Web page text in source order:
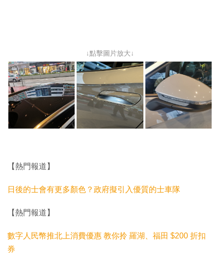
↓點擊圖片放大↓
【熱門報道】
日後的士會有更多顏色？政府擬引入優質的士車隊
【熱門報道】
數字人民幣推北上消費優惠 教你拎 羅湖、福田 $200 折扣
券